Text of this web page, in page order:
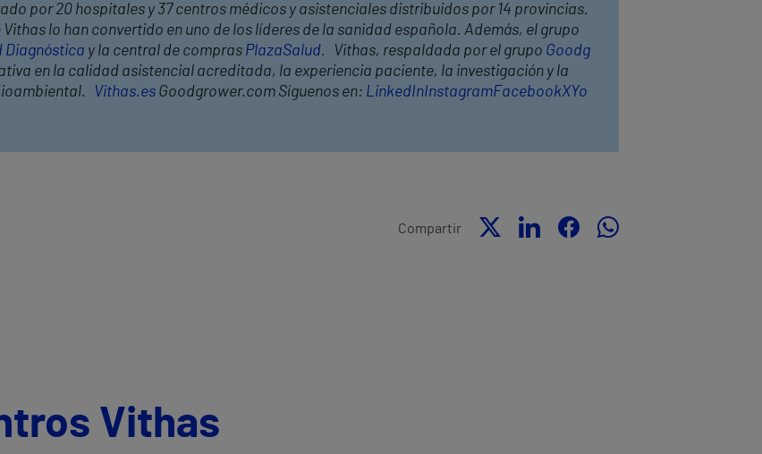
por 20 hospitales y 37 centros médicos y asistenciales distribuidos por 14 provincias.
lo han convertido en uno de los líderes de la sanidad española. Además, el grupo
Diagnóstica y la central de compras PlazaSalud. Vithas, respaldada por el grupo Goodg
en la calidad asistencial acreditada, la experiencia paciente, la investigación y la
Vithas.es Goodgrower.com Síguenos en: LinkedInInstagramFacebookXYo
Compartir
Vithas